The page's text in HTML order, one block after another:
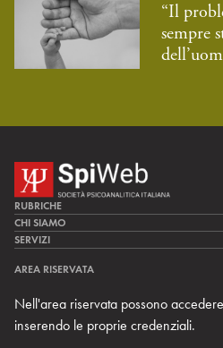
“Il
sempre
RUBRICHE
LA CURA
LA RICERCA
MULTIMEDIA
CHI SIAMO
LA SPI
TEAM DI SPIWEB
CONTATTI
RIVISTE
SERVIZI
ARCHIVIO STORICO
AREA RISERVATA
Nell'area riservata possono
inserendo le proprie credenziali.